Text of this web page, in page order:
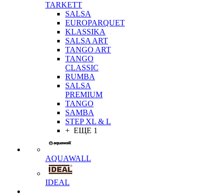
TARKETT
SALSA
EUROPARQUET
KLASSIKA
SALSA ART
TANGO ART
TANGO
CLASSIC
RUMBA
SALSA
PREMIUM
TANGO
SAMBA
STEP XL & L
+ ЕЩЕ 1
AQUAWALL
IDEAL